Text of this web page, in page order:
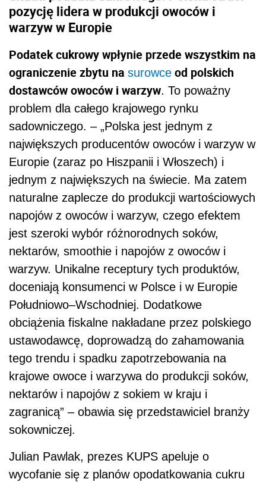
pozycję lidera w produkcji owoców i
warzyw w Europie
Podatek cukrowy wpłynie przede wszystkim na
ograniczenie zbytu na surowce od polskich
dostawców owoców i warzyw. To poważny
problem dla całego krajowego rynku
sadowniczego. – „Polska jest jednym z
największych producentów owoców i warzyw w
Europie (zaraz po Hiszpanii i Włoszech) i
jednym z największych na świecie. Ma zatem
naturalne zaplecze do produkcji wartościowych
napojów z owoców i warzyw, czego efektem
jest szeroki wybór różnorodnych soków,
nektarów, smoothie i napojów z owoców i
warzyw. Unikalne receptury tych produktów,
doceniają konsumenci w Polsce i w Europie
Południowo–Wschodniej. Dodatkowe
obciążenia fiskalne nakładane przez polskiego
ustawodawcę, doprowadzą do zahamowania
tego trendu i spadku zapotrzebowania na
krajowe owoce i warzywa do produkcji soków,
nektarów i napojów z sokiem w kraju i
zagranicą” – obawia się przedstawiciel branży
sokowniczej.
Julian Pawlak, prezes KUPS apeluje o
wycofanie się z planów opodatkowania cukru